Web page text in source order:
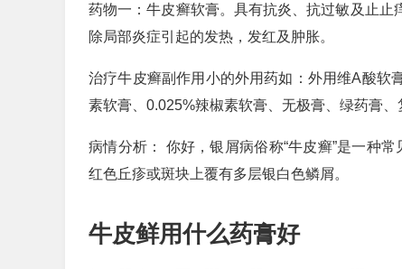
药物一：牛皮癣软膏。具有抗炎、抗过敏及止
除局部炎症引起的发热，发红及肿胀。
治疗牛皮癣副作用小的外用药如：外用维A酸软
素软膏、0.025%辣椒素软膏、无极膏、绿药膏
病情分析： 你好，银屑病俗称“牛皮癣”是一种
红色丘疹或斑块上覆有多层银白色鳞屑。
牛皮鲜用什么药膏好